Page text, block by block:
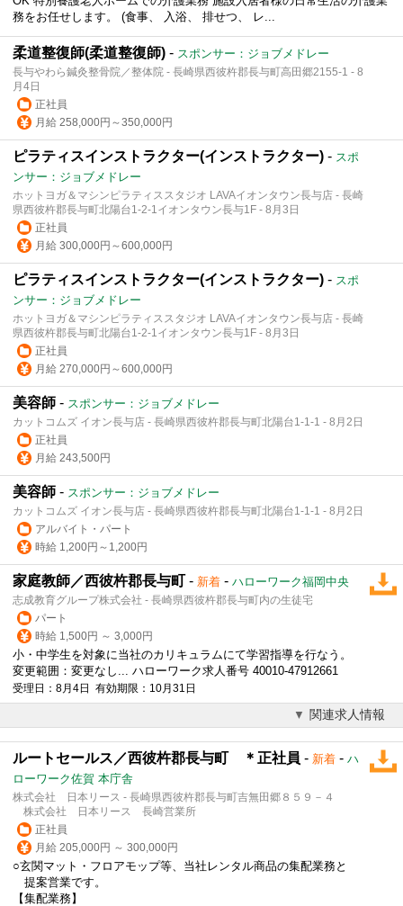
務をお任せします。 (食事、 入浴、 排せつ、 レ...
柔道整復師(柔道整復師) - スポンサー：ジョブメドレー
長与やわら鍼灸整骨院／整体院 - 長崎県西彼杵郡長与町高田郷2155-1 - 8
月4日
正社員
月給 258,000円～350,000円
ピラティスインストラクター(インストラクター) - スポ
ンサー：ジョブメドレー
ホットヨガ＆マシンピラティススタジオ LAVAイオンタウン長与店 - 長崎
県西彼杵郡長与町北陽台1-2-1イオンタウン長与1F - 8月3日
正社員
月給 300,000円～600,000円
ピラティスインストラクター(インストラクター) - スポ
ンサー：ジョブメドレー
ホットヨガ＆マシンピラティススタジオ LAVAイオンタウン長与店 - 長崎
県西彼杵郡長与町北陽台1-2-1イオンタウン長与1F - 8月3日
正社員
月給 270,000円～600,000円
美容師 - スポンサー：ジョブメドレー
カットコムズ イオン長与店 - 長崎県西彼杵郡長与町北陽台1-1-1 - 8月2日
正社員
月給 243,500円
美容師 - スポンサー：ジョブメドレー
カットコムズ イオン長与店 - 長崎県西彼杵郡長与町北陽台1-1-1 - 8月2日
アルバイト・パート
時給 1,200円～1,200円
家庭教師／西彼杵郡長与町- 新着 - ハローワーク福岡中央
志成教育グループ株式会社 - 長崎県西彼杵郡長与町内の生徒宅
パート
時給 1,500円 ～ 3,000円
小・中学生を対象に当社のカリキュラムにて学習指導を行なう。
変更範囲：変更なし... ハローワーク求人番号 40010-47912661
受理日：8月4日 有効期限：10月31日
関連求人情報
ルートセールス／西彼杵郡長与町 ＊正社員 - 新着 - ハ
ローワーク佐賀 本庁舎
株式会社 日本リース - 長崎県西彼杵郡長与町吉無田郷８５９－４
株式会社 日本リース 長崎営業所
正社員
月給 205,000円 ～ 300,000円
○玄関マット・フロアモップ等、当社レンタル商品の集配業務と
提案営業です。
【集配業務】